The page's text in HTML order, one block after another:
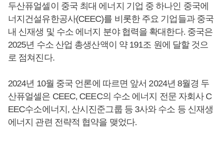
두산퓨얼셀이 중국 최대 에너지 기업 중 하나인 중국에
너지건설유한공사(CEEC)를 비롯한 주요 기업들과 중국
내 신재생 및 수소 에너지 분야 협력을 확대한다. 중국은
2025년 수소 산업 총생산액이 약 191조 원에 달할 것으
로 점쳐진다.
2024년 10월 중국 언론에 따르면 앞서 2024년 8월경 두
산퓨얼셀은 CEEC, CEEC의 수소 에너지 전문 자회사 C
EEC수소에너지, 산시진준그룹 등 3사와 수소 등 신재생
에너지 관련 전략적 협약을 맺었다.